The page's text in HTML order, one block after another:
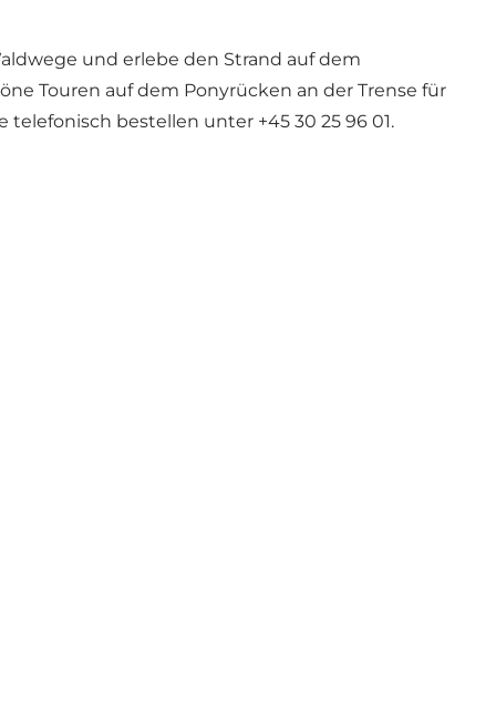
und erlebe den Strand auf dem
Touren auf dem Ponyrücken an der Trense für
bestellen unter +45 30 25 96 01.